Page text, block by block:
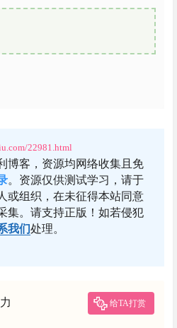
22981.html
博客，资源均网络收集且免
。资源仅供测试学习，请于
或组织，在未征得本站同意
集。请支持正版！如若侵犯
我们处理。
给TA打赏